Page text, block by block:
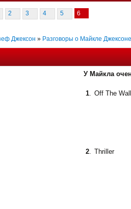
2 3 4 5 6
Джексон » Разговоры о Майкле Джексоне
У Майкла
1. Off The Wall
2. Thriller